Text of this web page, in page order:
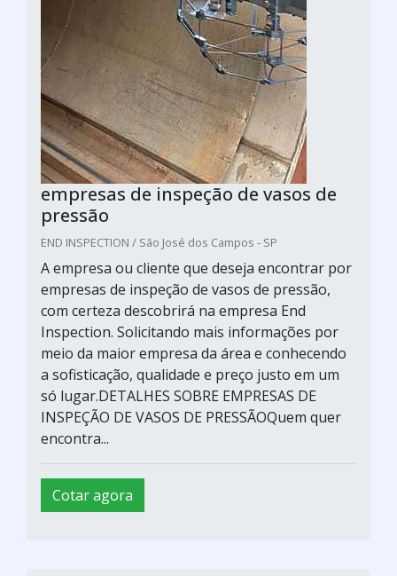
empresas de inspeção de vasos de
pressão
END INSPECTION / São José dos Campos - SP
A empresa ou cliente que deseja encontrar por
empresas de inspeção de vasos de pressão,
com certeza descobrirá na empresa End
Inspection. Solicitando mais informações por
meio da maior empresa da área e conhecendo
a sofisticação, qualidade e preço justo em um
só lugar.DETALHES SOBRE EMPRESAS DE
INSPEÇÃO DE VASOS DE PRESSÃOQuem quer
encontra...
Cotar agora